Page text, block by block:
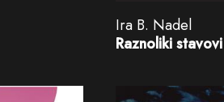
Ira B. Nadel
Raznoliki stavovi